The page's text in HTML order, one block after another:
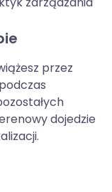
przez
dojedzie